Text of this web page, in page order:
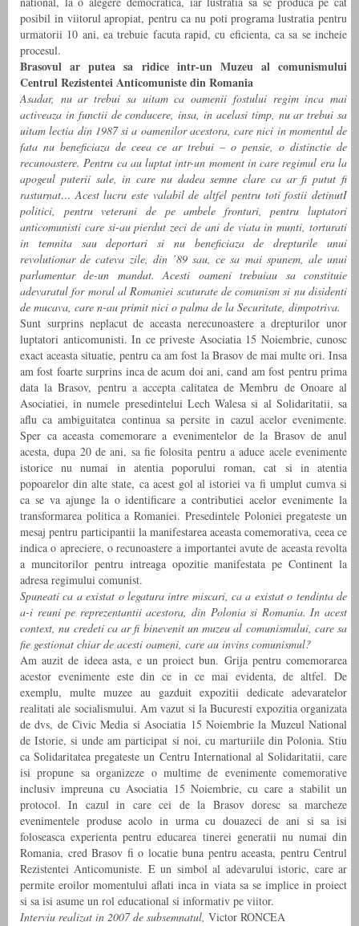
posibil in viitorul apropiat, pentru ca nu poti programa lustratia pentru
urmatorii 10 ani, ea trebuie facuta rapid, cu eficienta, ca sa se incheie
procesul.
Brasovul ar putea sa ridice intr-un Muzeu al comunismului
Centrul Rezistentei Anticomuniste din Romania
Asadar, nu ar trebui sa uitam ca oamenii fostului regim inca mai
activeaza in functii de conducere, insa, in acelasi timp, nu ar trebui sa
uitam lectia din 1987 si a oamenilor acestora, care nici in momentul de
fata nu beneficiaza de ceea ce ar trebui – o pensie, o distinctie de
recunoastere. Pentru ca au luptat intr-un moment in care regimul era la
apogeul puterii sale, in care nu dadea semne clare ca ar fi putut fi
rasturnat… Acest lucru este valabil de altfel pentru toti fostii detinutI
politici, pentru veterani de pe ambele fronturi, pentru luptatori
anticomunisti care si-au pierdut zeci de ani de viata in munti, torturati
in temnita sau deportari si nu beneficiaza de drepturile unui
revolutionar de cateva zile, din ’89 sau, ce sa mai spunem, ale unui
parlamentar de-un mandat. Acesti oameni trebuiau sa constituie
adevaratul for moral al Romaniei scuturate de comunism si nu disidenti
de mucava, care n-au primit nici o palma de la Securitate, dimpotriva.
Sunt surprins neplacut de aceasta nerecunoastere a drepturilor unor
luptatori anticomunisti. In ce priveste Asociatia 15 Noiembrie, cunosc
exact aceasta situatie, pentru ca am fost la Brasov de mai multe ori. Insa
am fost foarte surprins inca de acum doi ani, cand am fost pentru prima
data la Brasov, pentru a accepta calitatea de Membru de Onoare al
Asociatiei, in numele presedintelui Lech Walesa si al Solidaritatii, sa
aflu ca ambiguitatea continua sa persite in cazul acelor evenimente.
Sper ca aceasta comemorare a evenimentelor de la Brasov de anul
acesta, dupa 20 de ani, sa fie folosita pentru a aduce acele evenimente
istorice nu numai in atentia poporului roman, cat si in atentia
popoarelor din alte state, ca acest gol al istoriei va fi umplut cumva si
ca se va ajunge la o identificare a contributiei acelor evenimente la
transformarea politica a Romaniei. Presedintele Poloniei pregateste un
mesaj pentru participantii la manifestarea aceasta comemorativa, ceea ce
indica o apreciere, o recunoastere a importantei avute de aceasta revolta
a muncitorilor pentru intreaga opozitie manifestata pe Continent la
adresa regimului comunist.
Spuneati ca a existat o legatura intre miscari, ca a existat o tendinta de
a-i reuni pe reprezentantii acestora, din Polonia si Romania. In acest
context, nu credeti ca ar fi binevenit un muzeu al comunismului, care sa
fie gestionat chiar de acesti oameni, care au invins comunismul?
Am auzit de ideea asta, e un proiect bun. Grija pentru comemorarea
acestor evenimente este din ce in ce mai evidenta, de altfel. De
exemplu, multe muzee au gazduit expozitii dedicate adevaratelor
realitati ale socialismului. Am vazut si la Bucuresti expozitia organizata
de dvs, de Civic Media si Asociatia 15 Noiembrie la Muzeul National
de Istorie, si unde am participat si noi, cu marturiile din Polonia. Stiu
ca Solidaritatea pregateste un Centru International al Solidaritatii, care
isi propune sa organizeze o multime de evenimente comemorative
inclusiv impreuna cu Asociatia 15 Noiembrie, cu care a stabilit un
protocol. In cazul in care cei de la Brasov doresc sa marcheze
evenimentele produse acolo in urma cu douazeci de ani si sa isi
foloseasca experienta pentru educarea tinerei generatii nu numai din
Romania, cred Brasov fi o locatie buna pentru aceasta, pentru Centrul
Rezistentei Anticomuniste. E un simbol al adevarului istoric, care ar
permite eroilor momentului aflati inca in viata sa se implice in proiect
si sa isi asume un rol educational si informativ pe viitor.
Interviu realizat in 2007 de subsemnatul, Victor RONCEA